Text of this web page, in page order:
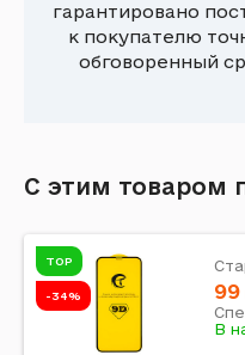
гарантировано
к покупателю
обговоренный
С этим товаром
TOP
-34% 99
В